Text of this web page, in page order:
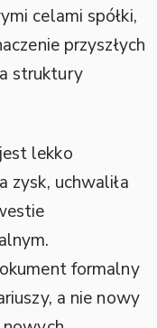
celami spółki,
przyszłych
struktury
lekko
zysk, uchwaliła
formalny
a nie nowy